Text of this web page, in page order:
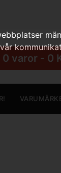
0 varor - 0